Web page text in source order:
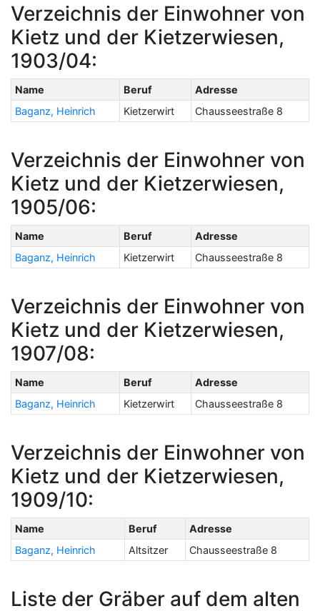
Verzeichnis der Einwohner von
Kietz und der Kietzerwiesen,
1903/04:
Name Beruf
Adresse
Baganz, Heinrich
Kietzerwirt Chausseestraße 8
Verzeichnis der Einwohner von
Kietz und der Kietzerwiesen,
1905/06:
Name Beruf
Adresse
Baganz, Heinrich
Kietzerwirt Chausseestraße 8
Verzeichnis der Einwohner von
Kietz und der Kietzerwiesen,
1907/08:
Name Beruf
Adresse
Baganz, Heinrich
Kietzerwirt Chausseestraße 8
Verzeichnis der Einwohner von
Kietz und der Kietzerwiesen,
1909/10:
Name Beruf
Adresse
Baganz, Heinrich
Altsitzer Chausseestraße 8
Liste der Gräber auf dem alten